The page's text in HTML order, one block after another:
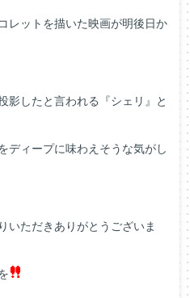
レットを描いた映画が明後日か
影したと言われる『シェリ』と
ディープに味わえそうな気がし
いただきありがとうございま